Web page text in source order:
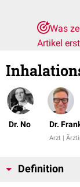
Was
Artikel
Dr. No Dr.
Arzt |
Definition